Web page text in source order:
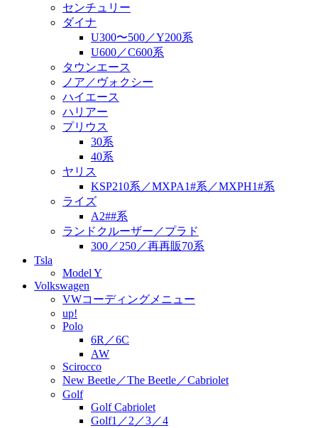
センチュリー
ダイナ
U300〜500／Y200系
U600／C600系
タウンエース
ノア／ヴォクシー
ハイエース
ハリアー
プリウス
30系
40系
ヤリス
KSP210系／MXPA1#系／MXPH1#系
ライズ
A2##系
ランドクルーザー／プラド
300／250／再再販70系
Tsla
Model Y
Volkswagen
VWコーディングメニュー
up!
Polo
6R／6C
AW
Scirocco
New Beetle／The Beetle／Cabriolet
Golf
Golf Cabriolet
Golf1／2／3／4